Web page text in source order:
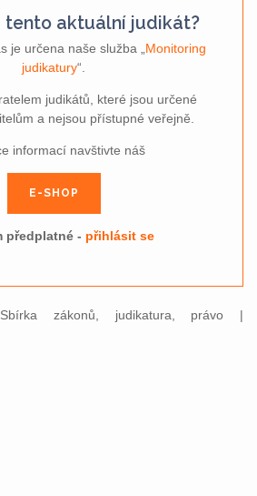
tento aktuální judikát?
je určena naše služba „ Monitoring
judikatury“.
judikátů, které jsou určené
a nejsou přístupné veřejně.
informací navštivte náš
E-SHOP
předplatné - přihlásit se
zákonů, judikatura, právo |